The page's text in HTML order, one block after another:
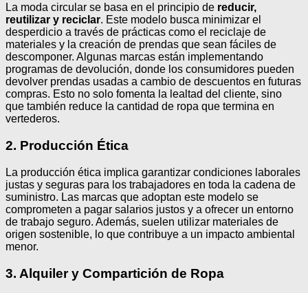
La moda circular se basa en el principio de reducir,
reutilizar y reciclar. Este modelo busca minimizar el
desperdicio a través de prácticas como el reciclaje de
materiales y la creación de prendas que sean fáciles de
descomponer. Algunas marcas están implementando
programas de devolución, donde los consumidores pueden
devolver prendas usadas a cambio de descuentos en futuras
compras. Esto no solo fomenta la lealtad del cliente, sino
que también reduce la cantidad de ropa que termina en
vertederos.
2. Producción Ética
La producción ética implica garantizar condiciones laborales
justas y seguras para los trabajadores en toda la cadena de
suministro. Las marcas que adoptan este modelo se
comprometen a pagar salarios justos y a ofrecer un entorno
de trabajo seguro. Además, suelen utilizar materiales de
origen sostenible, lo que contribuye a un impacto ambiental
menor.
3. Alquiler y Compartición de Ropa